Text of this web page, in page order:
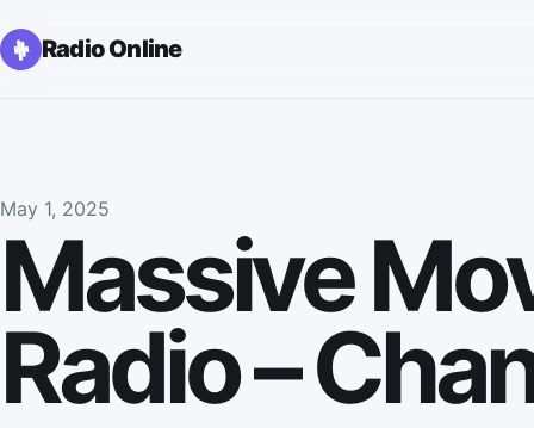
Radio Online
May 1, 2025
Massive
Radio –